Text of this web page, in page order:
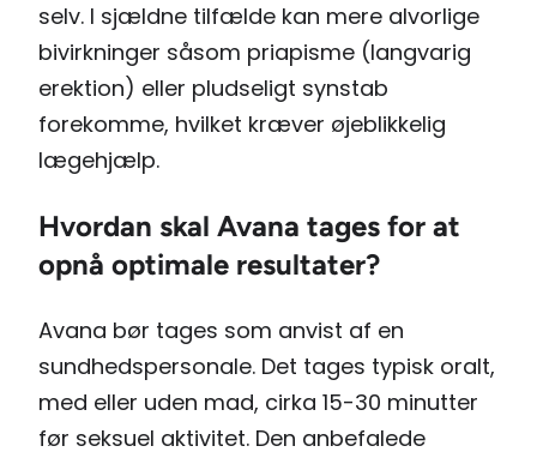
selv. I sjældne tilfælde kan mere alvorlige
bivirkninger såsom priapisme (langvarig
erektion) eller pludseligt synstab
forekomme, hvilket kræver øjeblikkelig
lægehjælp.
Hvordan skal Avana tages for at
opnå optimale resultater?
Avana bør tages som anvist af en
sundhedspersonale. Det tages typisk oralt,
med eller uden mad, cirka 15-30 minutter
før seksuel aktivitet. Den anbefalede